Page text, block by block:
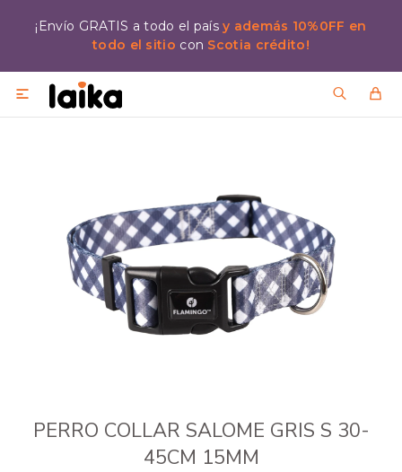
¡Envío GRATIS a todo el paísy además 10%0FF en
todo el sitio con Scotia crédito!

PERRO COLLAR SALOME GRIS S 30-
45CM 15MM